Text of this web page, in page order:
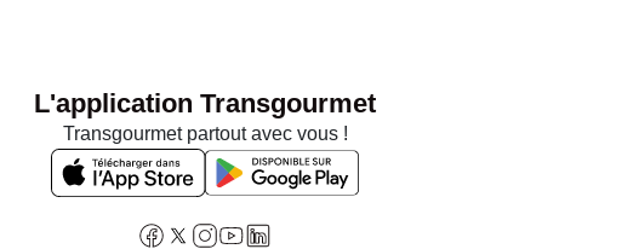
L'application Transgourmet
Transgourmet partout avec vous !